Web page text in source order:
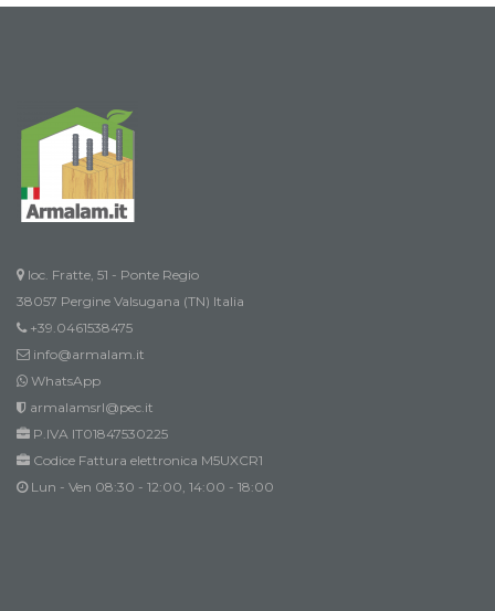
loc. Fratte, 51 - Ponte Regio
38057 Pergine Valsugana (TN) Italia
+39.0461538475
info@armalam.it
WhatsApp
armalamsrl@pec.it
P.IVA IT01847530225
Codice Fattura elettronica M5UXCR1
Lun - Ven 08:30 - 12:00, 14:00 - 18:00